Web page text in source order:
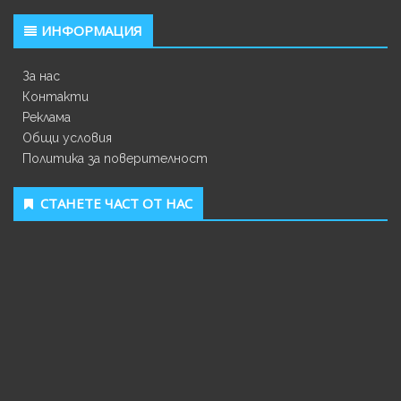
ИНФОРМАЦИЯ
За нас
Контакти
Реклама
Общи условия
Политика за поверителност
СТАНЕТЕ ЧАСТ ОТ НАС